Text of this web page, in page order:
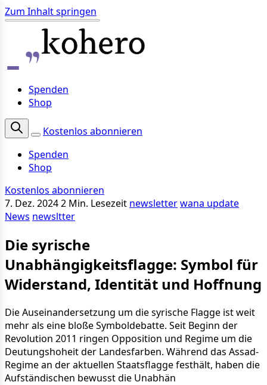
Zum Inhalt springen
Spenden
Shop
Kostenlos abonnieren
Spenden
Shop
Kostenlos abonnieren
7. Dez. 20242 Min. Lesezeit newsletterwana update
News newsltter
Die syrische
Unabhängigkeitsflagge: Symbol für
Widerstand, Identität und Hoffnung
Die Auseinandersetzung um die syrische Flagge ist weit
mehr als eine bloße Symboldebatte. Seit Beginn der
Revolution 2011 ringen Opposition und Regime um die
Deutungshoheit der Landesfarben. Während das Assad-
Regime an der aktuellen Staatsflagge festhält, haben die
Aufständischen bewusst die Unabhän